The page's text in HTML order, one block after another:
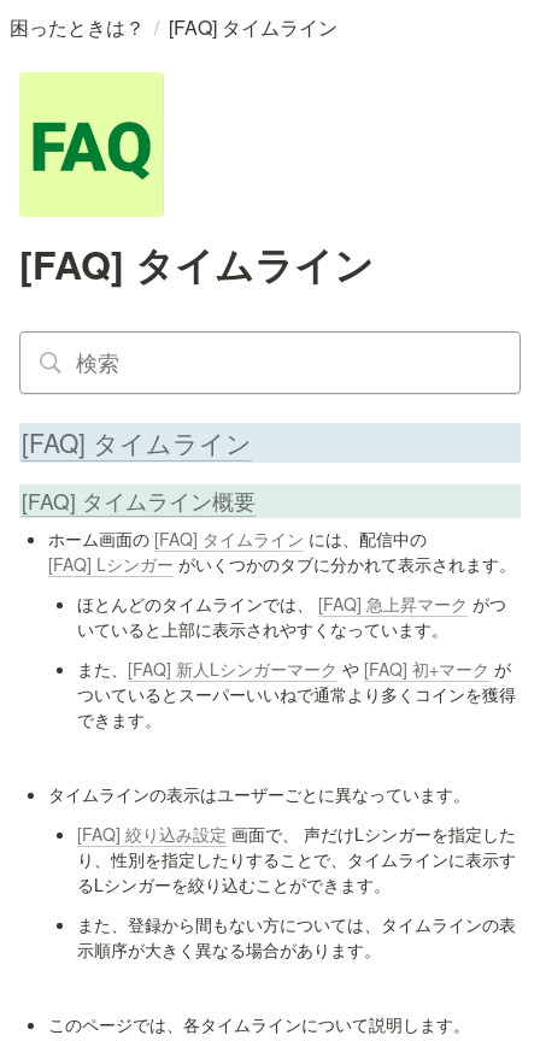
困ったときは？ / [FAQ] タイムライン
[FAQ] タイムライン
[FAQ] タイムライン
[FAQ] タイムライン概要
ホーム画面の [FAQ] タイムライン には、配信中の
[FAQ] Lシンガー がいくつかのタブに分かれて表示されます。
ほとんどのタイムラインでは、 [FAQ] 急上昇マーク がつ
いていると上部に表示されやすくなっています。
また、 [FAQ] 新人Lシンガーマーク や [FAQ] 初+マーク が
ついているとスーパーいいねで通常より多くコインを獲得
できます。
タイムラインの表示はユーザーごとに異なっています。
[FAQ] 絞り込み設定 画面で、 声だけLシンガーを指定した
り、性別を指定したりすることで、タイムラインに表示す
るLシンガーを絞り込むことができます。
また、登録から間もない方については、タイムラインの表
示順序が大きく異なる場合があります。
このページでは、各タイムラインについて説明します。